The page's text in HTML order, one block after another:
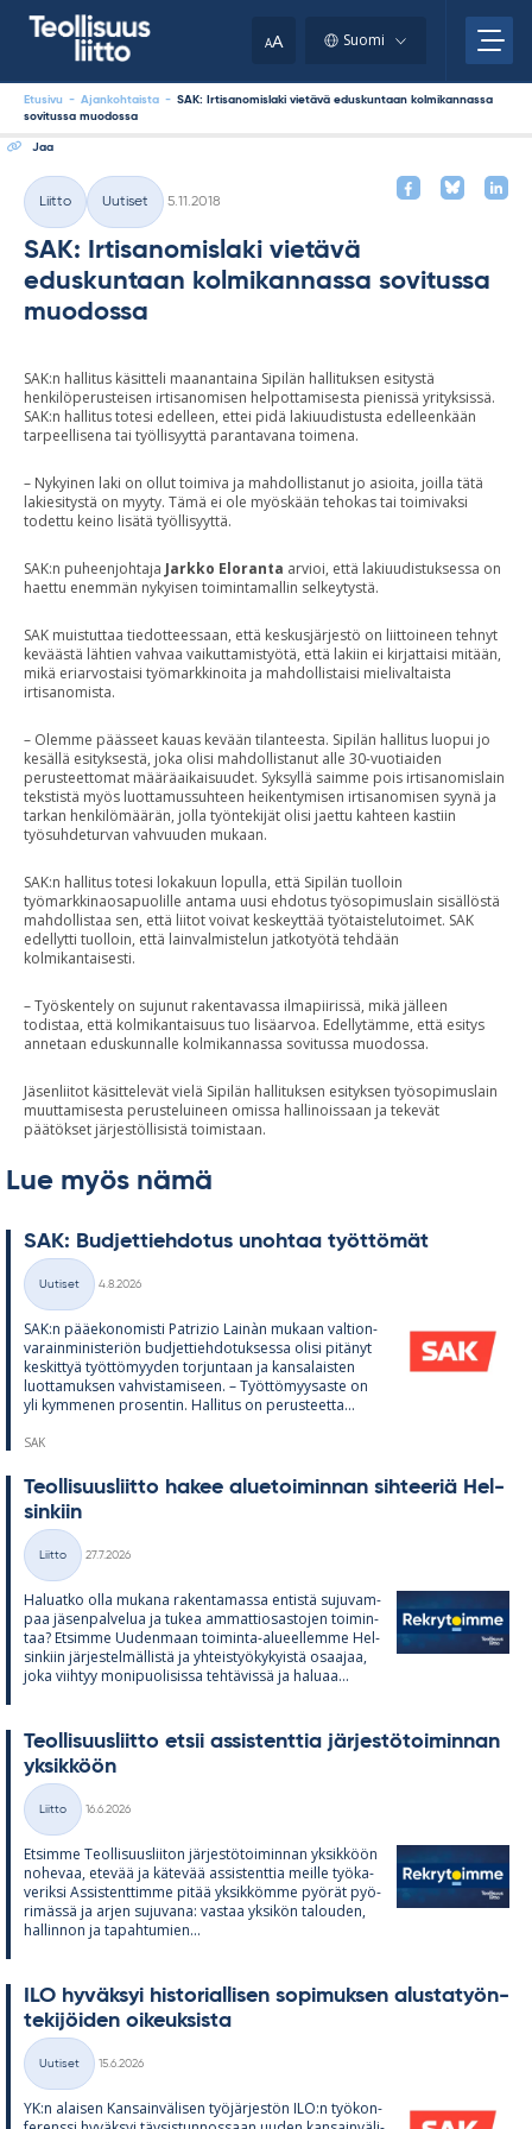
AA Suomi
Etusivu - Ajankohtaista - SAK: Irtisanomislaki vietävä eduskuntaan kolmikannassa
sovitussa muodossa
Jaa
Kategoriat
Liitto Uutiset
5.11.2018
SAK: Irtisanomislaki vietävä
eduskuntaan kolmikannassa sovitussa
muodossa
SAK:n hallitus käsitteli maanantaina Sipilän hallituksen esitystä
henkilöperusteisen irtisanomisen helpottamisesta pienissä yrityksissä.
SAK:n hallitus totesi edelleen, ettei pidä lakiuudistusta edelleenkään
tarpeellisena tai työllisyyttä parantavana toimena.
– Nykyinen laki on ollut toimiva ja mahdollistanut jo asioita, joilla tätä
lakiesitystä on myyty. Tämä ei ole myöskään tehokas tai toimivaksi
todettu keino lisätä työllisyyttä.
SAK:n puheenjohtaja Jarkko Eloranta arvioi, että lakiuudistuksessa on
haettu enemmän nykyisen toimintamallin selkeytystä.
SAK muistuttaa tiedotteessaan, että keskusjärjestö on liittoineen tehnyt
keväästä lähtien vahvaa vaikuttamistyötä, että lakiin ei kirjattaisi mitään,
mikä eriarvostaisi työmarkkinoita ja mahdollistaisi mielivaltaista
irtisanomista.
– Olemme päässeet kauas kevään tilanteesta. Sipilän hallitus luopui jo
kesällä esityksestä, joka olisi mahdollistanut alle 30-vuotiaiden
perusteettomat määräaikaisuudet. Syksyllä saimme pois irtisanomislain
tekstistä myös luottamussuhteen heikentymisen irtisanomisen syynä ja
tarkan henkilömäärän, jolla työntekijät olisi jaettu kahteen kastiin
työsuhdeturvan vahvuuden mukaan.
SAK:n hallitus totesi lokakuun lopulla, että Sipilän tuolloin
työmarkkinaosapuolille antama uusi ehdotus työsopimuslain sisällöstä
mahdollistaa sen, että liitot voivat keskeyttää työtaistelutoimet. SAK
edellytti tuolloin, että lainvalmistelun jatkotyötä tehdään
kolmikantaisesti.
– Työskentely on sujunut rakentavassa ilmapiirissä, mikä jälleen
todistaa, että kolmikantaisuus tuo lisäarvoa. Edellytämme, että esitys
annetaan eduskunnalle kolmikannassa sovitussa muodossa.
Jäsenliitot käsittelevät vielä Sipilän hallituksen esityksen työsopimuslain
muuttamisesta perusteluineen omissa hallinoissaan ja tekevät
päätökset järjestöllisistä toimistaan.
Lue myös nämä
SAK: Bud­jet­tieh­do­tus unoh­taa työt­tö­mät
Kategoriat
Uutiset
4.8.2026
SAK:n pää­e­ko­no­misti Pat­rizio Lainàn mu­kaan val­tion­
va­rain­mi­nis­te­riön bud­jet­tieh­do­tuk­sessa olisi pi­tä­nyt
kes­kit­tyä työt­tö­myy­den tor­jun­taan ja kan­sa­lais­ten
luot­ta­muk­sen vah­vis­ta­mi­seen. – Työt­tö­myy­saste on
yli kym­me­nen pro­sen­tin. Hal­li­tus on pe­rus­teetta...
SAK
Teol­li­suus­liitto ha­kee alue­toi­min­nan sih­tee­riä Hel­
sin­kiin
Kategoriat
Liitto
27.7.2026
Ha­luatko olla mu­kana ra­ken­ta­massa en­tistä su­ju­vam­
paa jä­sen­pal­ve­lua ja tu­kea am­mat­tio­sas­to­jen toi­min­
taa? Et­simme Uu­den­maan toi­minta-alu­eel­lemme Hel­
sin­kiin jär­jes­tel­mäl­listä ja yh­teis­työ­ky­kyistä osaa­jaa,
joka viih­tyy mo­ni­puo­li­sissa teh­tä­vissä ja ha­luaa...
Teol­li­suus­liitto et­sii as­sis­tent­tia jär­jes­tö­toi­min­nan
yk­sik­köön
Kategoriat
Liitto
16.6.2026
Et­simme Teol­li­suus­lii­ton jär­jes­tö­toi­min­nan yk­sik­köön
no­he­vaa, ete­vää ja kä­te­vää as­sis­tent­tia meille työ­ka­
ve­riksi As­sis­tent­timme pi­tää yk­sik­kömme pyö­rät pyö­
ri­mässä ja ar­jen su­ju­vana: vas­taa yk­si­kön ta­lou­den,
hal­lin­non ja ta­pah­tu­mien...
ILO hy­väk­syi his­to­rial­li­sen so­pi­muk­sen alus­ta­työn­
te­ki­jöi­den oi­keuk­sista
Kategoriat
Uutiset
15.6.2026
YK:n alai­sen Kan­sain­vä­li­sen työ­jär­jes­tön ILO:n työ­kon­
clipboard.)